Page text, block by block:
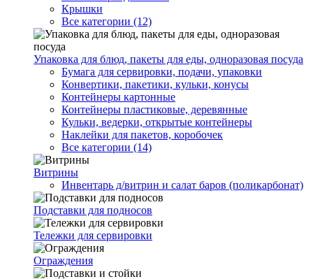
Крышки
Все категории (12)
Упаковка для блюд, пакеты для еды, одноразовая посуда
Бумага для сервировки, подачи, упаковки
Конвертики, пакетики, кульки, конусы
Контейнеры картонные
Контейнеры пластиковые, деревянные
Кульки, ведерки, открытые контейнеры
Наклейки для пакетов, коробочек
Все категории (14)
Витрины
Инвентарь д/витрин и салат баров (поликарбонат)
Подставки для подносов
Тележки для сервировки
Ограждения